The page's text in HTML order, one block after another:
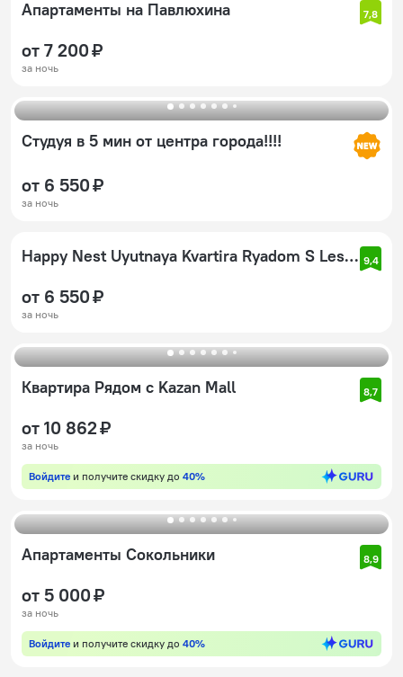
Апартаменты на Павлюхина 7,8
от 7 200 ₽
за ночь
Студуя в 5 мин от центра города!!!!
от 6 550 ₽
за ночь
Happy Nest Uyutnaya Kvartira Ryadom S Lesoparkom Dubrava Apartments 9,4
от 6 550 ₽
за ночь
Квартира Рядом с Kazan Mall 8,7
от 10 862 ₽
за ночь
Войдите и получите скидку до 40%
Апартаменты Сокольники 8,9
от 5 000 ₽
за ночь
Войдите и получите скидку до 40%